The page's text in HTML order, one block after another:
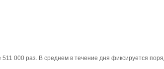
000 раз. В среднем в течение дня фиксируется